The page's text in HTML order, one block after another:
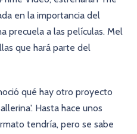
en la importancia del
precuela a las películas. Mel
que hará parte del
qué hay otro proyecto
Hasta hace unos
tendría, pero se sabe